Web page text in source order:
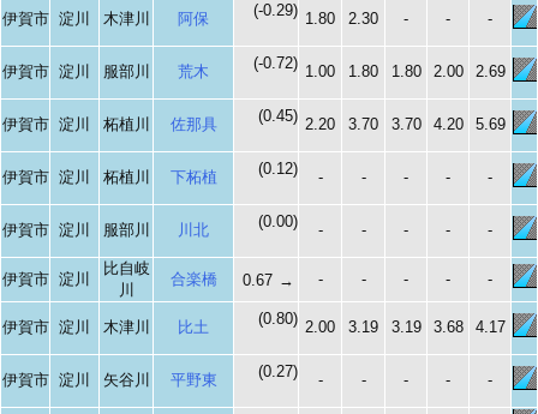
伊賀市 淀川 木津川 阿保 (-0.29) 1.80 2.30 - - -
伊賀市 淀川 服部川 荒木 (-0.72) 1.00 1.80 1.80 2.00 2.69
伊賀市 淀川 柘植川 佐那具 (0.45) 2.20 3.70 3.70 4.20 5.69
伊賀市 淀川 柘植川 下柘植 (0.12) - - - - -
伊賀市 淀川 服部川 川北 (0.00) - - - - -
伊賀市 淀川
比自岐
川
合楽橋 0.67 → - - - - -
伊賀市 淀川 木津川 比土 (0.80) 2.00 3.19 3.19 3.68 4.17
伊賀市 淀川 矢谷川 平野東 (0.27) - - - - -